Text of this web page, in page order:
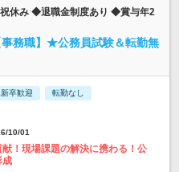
休み ◆退職金制度あり ◆賞与年2
務職】★公務員試験＆転勤無
卒歓迎 転勤なし
10/01
！現場課題の解決に携わる！公
成